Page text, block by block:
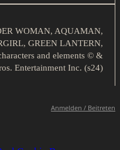
WOMAN, AQUAMAN,
GREEN LANTERN,
and elements © &
Entertainment Inc. (s24)
Anmelden / Beitreten